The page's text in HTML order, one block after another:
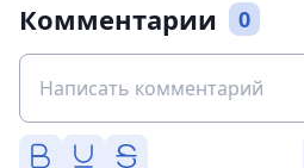
Комментарии 0